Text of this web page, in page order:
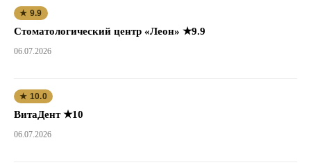
★ 9.9
Стоматологический центр «Леон» ★9.9
06.07.2026
★ 10.0
ВитаДент ★10
06.07.2026